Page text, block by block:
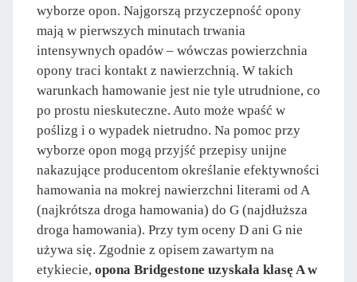
wyborze opon. Najgorszą przyczepność opony
mają w pierwszych minutach trwania
intensywnych opadów – wówczas powierzchnia
opony traci kontakt z nawierzchnią. W takich
warunkach hamowanie jest nie tyle utrudnione, co
po prostu nieskuteczne. Auto może wpaść w
poślizg i o wypadek nietrudno. Na pomoc przy
wyborze opon mogą przyjść przepisy unijne
nakazujące producentom określanie efektywności
hamowania na mokrej nawierzchni literami od A
(najkrótsza droga hamowania) do G (najdłuższa
droga hamowania). Przy tym oceny D ani G nie
używa się. Zgodnie z opisem zawartym na
etykiecie, opona Bridgestone uzyskała klasę A w